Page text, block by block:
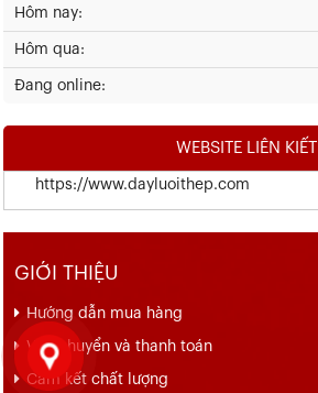
Hôm nay:
Hôm qua:
Đang online:
WEBSITE LIÊN KIẾT
https://www.dayluoithep.com
GIỚI THIỆU
Hướng dẫn mua hàng
Vận chuyển và thanh toán
Cam kết chất lượng